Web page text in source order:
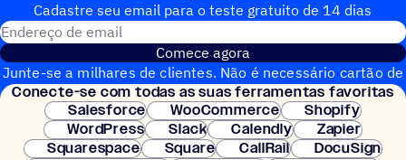
Cadastre seu email para o teste gratuito de 14 dias
Comece agora
Junte-se a milhares de clientes. Não é necessário cartão de
crédito. Configuração instantânea.
Conecte-se com todas as suas ferramentas favoritas
Salesforce
WooCommerce
Shopify
WordPress
Slack Calendly
Zapier
Squarespace
Square CallRail
DocuSign